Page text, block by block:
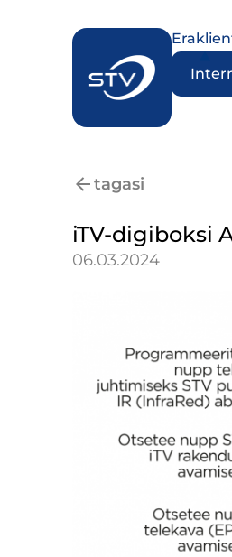
tagasi
iTV-digiboksi
06.03.2024